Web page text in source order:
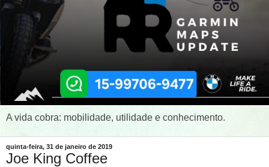
A vida cobra: mobilidade, utilidade e conhecimento.
quinta-feira, 31 de janeiro de 2019
Joe King Coffee